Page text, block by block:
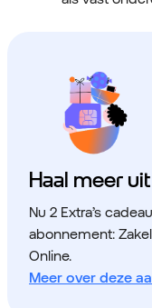
Haal meer
Nu 2 Extra’s
abonnement:
Online.
Meer over deze